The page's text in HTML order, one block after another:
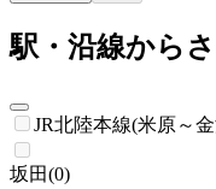
駅・沿線から
JR北陸本線(米原～
坂田(0)